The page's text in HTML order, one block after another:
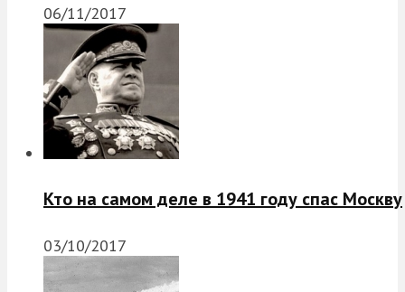
06/11/2017
Кто на самом деле в 1941 году спас Москву
03/10/2017